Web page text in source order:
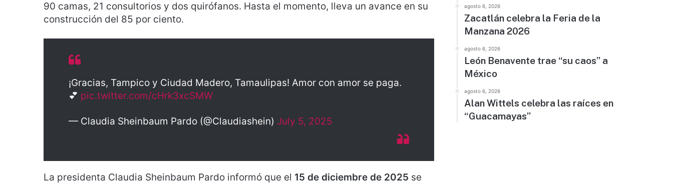
90 camas, 21 consultorios y dos quirófanos. Hasta el momento, lleva un avance en su
construcción del 85 por ciento.
¡Gracias, Tampico y Ciudad Madero, Tamaulipas! Amor con amor se paga.
💕 pic.twitter.com/cHrk3xcSMW
— Claudia Sheinbaum Pardo (@Claudiashein) July 5, 2025
La presidenta Claudia Sheinbaum Pardo informó que el 15 de diciembre de 2025 se
agosto 6, 2026
Zacatlán celebra la Feria de la
Manzana 2026
agosto 6, 2026
León Benavente trae “su caos” a
México
agosto 6, 2026
Alan Wittels celebra las raíces en
“Guacamayas”